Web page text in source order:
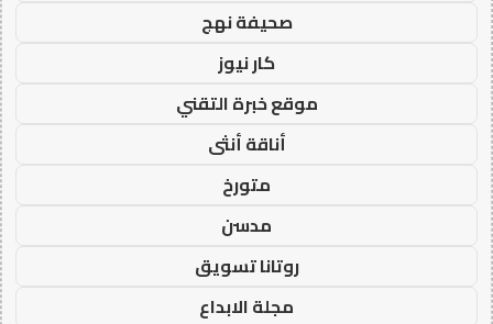
صحيفة نهج
كار نيوز
موقع خبرة التقني
أناقة أنثى
متورخ
مدسن
روتانا تسويق
مجلة الابداع